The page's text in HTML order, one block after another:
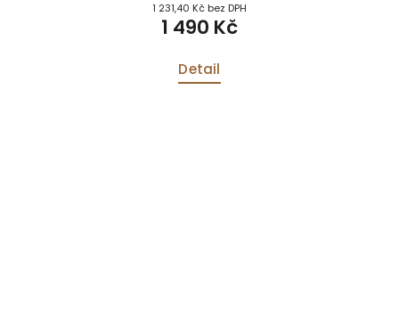
1 231,40 Kč bez DPH
1 490 Kč
Detail